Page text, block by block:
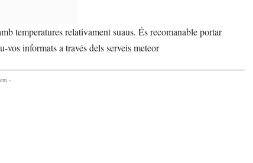
temperatures relativament suaus. És recomanable portar
informats a través dels serveis meteor
-